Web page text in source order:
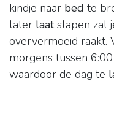
kindje naar bed te
later laatslapen zal
oververmoeid raakt.
morgens tussen
waardoor de dag te